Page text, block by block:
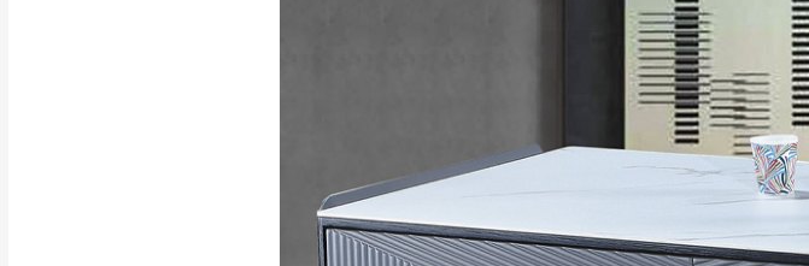
＊A108產
$ 9,000以上：免運
$ 9,000以下：
＊A108產品另收運費
本公司保有出貨的權利。
保護物流人員的工作安全，賣家無提供吊掛服
因大型傢俱有組裝、配送的問題，並非一般快
會再與您通知，讓你不用整天在家等貨，以節省
由於百貨公司配送較為不易，故暫無法配送至百
發票寄送：